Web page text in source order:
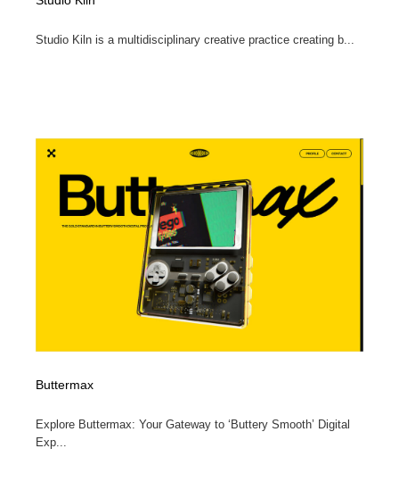
Studio Kiln is a multidisciplinary creative practice creating b...
Buttermax
Explore Buttermax: Your Gateway to ‘Buttery Smooth’ Digital
Exp...